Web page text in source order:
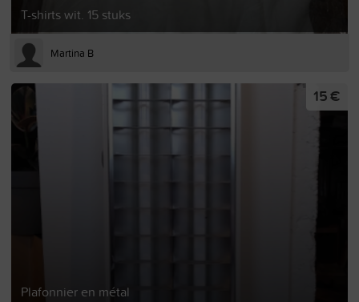
T-shirts wit. 15 stuks
Martina B
Plafonnier en métal
15 €